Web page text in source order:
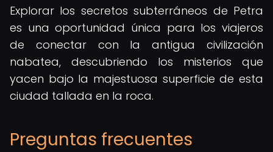
Explorar los secretos subterráneos de Petra
es una oportunidad única para los viajeros
de conectar con la antigua civilización
nabatea, descubriendo los misterios que
yacen bajo la majestuosa superficie de esta
ciudad tallada en la roca.
Preguntas frecuentes